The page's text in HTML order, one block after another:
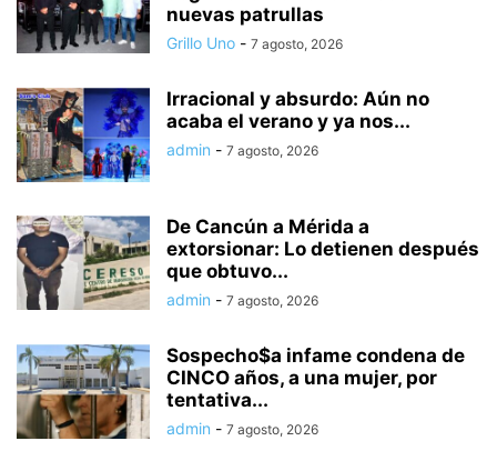
nuevas patrullas
Grillo Uno - 7 agosto, 2026
Irracional y absurdo: Aún no
acaba el verano y ya nos...
admin - 7 agosto, 2026
De Cancún a Mérida a
extorsionar: Lo detienen después
que obtuvo...
admin - 7 agosto, 2026
Sospecho$a infame condena de
CINCO años, a una mujer, por
tentativa...
admin - 7 agosto, 2026